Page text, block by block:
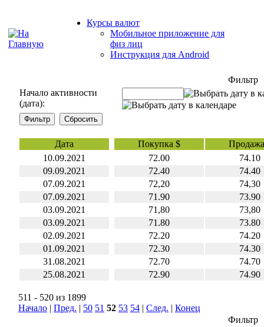
Курсы валют
Мобильное приложение для
физ лиц
Инструкция для Android
Фильтр
Начало активности
(дата):
Дата Покупка $
10.09.2021
72.00
74.10
09.09.2021
72.40
74.40
07.09.2021
72,20
74,30
07.09.2021
71.90
73.90
03.09.2021
71,80
73,80
03.09.2021
71.80
73.80
02.09.2021
72.20
74.20
01.09.2021
72.30
74.30
31.08.2021
72.70
74.70
25.08.2021
72.90 74.90
511 - 520 из 1899
Начало | Пред. | 50 51 52 53 54 | След. | Конец
Фильтр